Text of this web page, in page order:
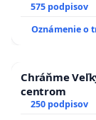
kanálov na
575 podpisov
Oznámenie o
Chráňme
centrom
250 podpisov